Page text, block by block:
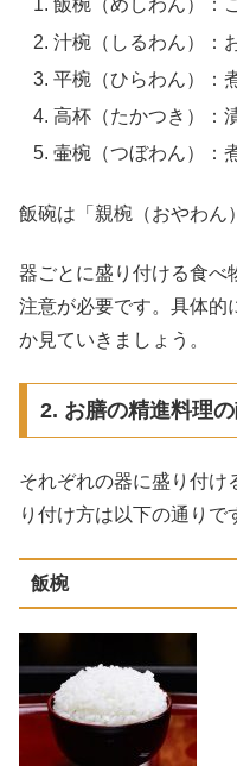
飯椀（めしわん）：
汁椀（しるわん）：
平椀（ひらわん）：
高杯（たかつき）：
壷椀（つぼわん）：
飯碗は「親椀（おやわん
器ごとに盛り付ける食べ
注意が必要です。具体的
か見ていきましょう。
2. お膳の精進料理
それぞれの器に盛り付け
り付け方は以下の通りで
飯椀